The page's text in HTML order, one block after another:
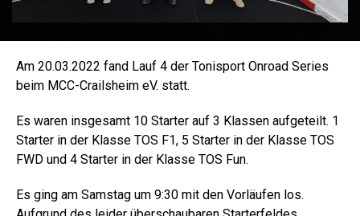
Am 20.03.2022 fand Lauf 4 der Tonisport Onroad Series
beim MCC-Crailsheim eV. statt.
Es waren insgesamt 10 Starter auf 3 Klassen aufgeteilt. 1
Starter in der Klasse TOS F1, 5 Starter in der Klasse TOS
FWD und 4 Starter in der Klasse TOS Fun.
Es ging am Samstag um 9:30 mit den Vorläufen los.